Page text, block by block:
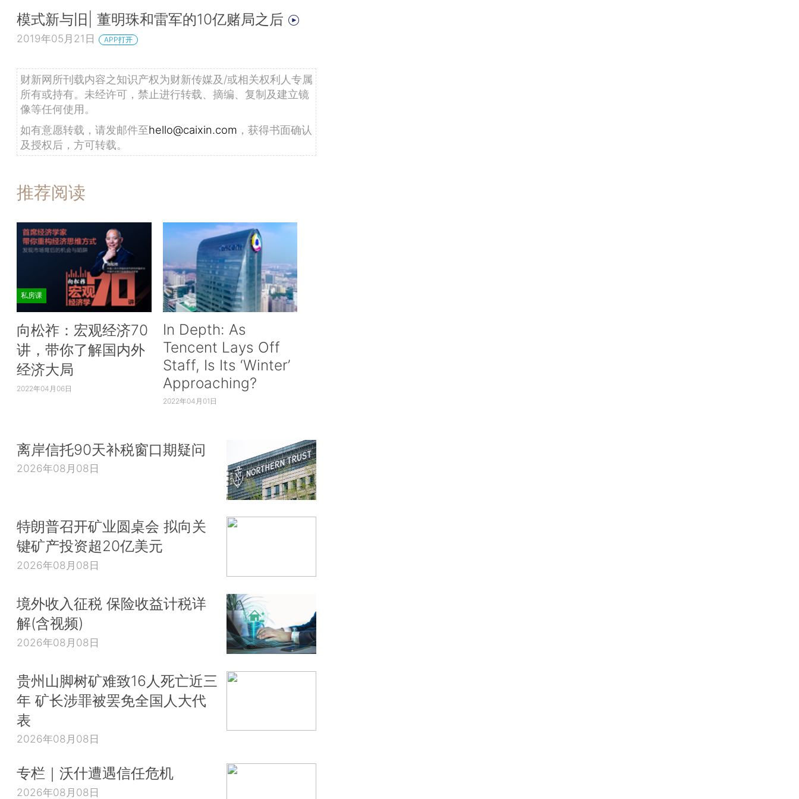
模式新与旧| 董明珠和雷军的10亿赌局之后
2019年05月21日 APP打开
财新网所刊载内容之知识产权为财新传媒及/或相关权利人专属
所有或持有。未经许可，禁止进行转载、摘编、复制及建立镜
像等任何使用。
如有意愿转载，请发邮件至hello@caixin.com ，获得书面确认
及授权后，方可转载。
推荐阅读
私房课
向松祚：宏观经济70
讲，带你了解国内外
经济大局
2022年04月06日
In Depth: As
Tencent Lays Off
Staff, Is Its ‘Winter’
Approaching?
2022年04月01日
离岸信托90天补税窗口期疑问
2026年08月08日
特朗普召开矿业圆桌会 拟向关
键矿产投资超20亿美元
2026年08月08日
境外收入征税 保险收益计税详
解(含视频)
2026年08月08日
贵州山脚树矿难致16人死亡近三
年 矿长涉罪被罢免全国人大代
表
2026年08月08日
专栏｜沃什遭遇信任危机
2026年08月08日